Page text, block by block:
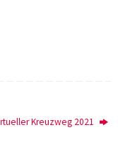
Kreuzweg 2021